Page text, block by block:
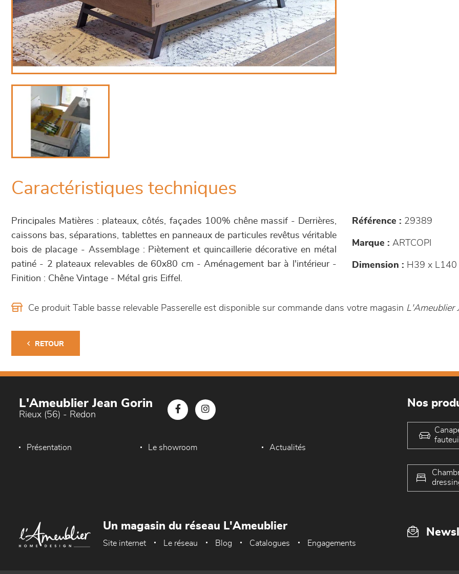
Caractéristiques techniques
Principales Matières : plateaux, côtés, façades 100% chêne massif - Derrières,
caissons bas, séparations, tablettes en panneaux de particules revêtus véritable
bois de placage - Assemblage : Piètement et quincaillerie décorative en métal
patiné - 2 plateaux relevables de 60x80 cm - Aménagement bar à l'intérieur -
Finition : Chêne Vintage - Métal gris Eiffel.
Référence : 29389
Marque : ARTCOPI
Dimension : H39 x L140
Ce produit Table basse relevable Passerelle est disponible sur commande dans votre magasin L'Ameublier
RETOUR
L'Ameublier Jean Gorin
Rieux (56) - Redon
Présentation Le showroom Actualités
Nos
Un magasin du réseau L'Ameublier
Site internet Le réseau Blog Catalogues Engagements